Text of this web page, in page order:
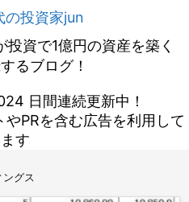
の投資家jun
資で1億円の資産を築く
るブログ！
日間連続更新中！
PRを含む広告を利用して
す
グス